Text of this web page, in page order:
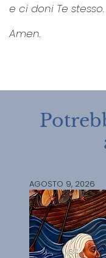
e ci doni Te stesso.
Amen.
AGOSTO 9, 2026